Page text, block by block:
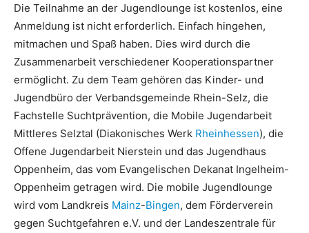
Die Teilnahme an der Jugendlounge ist kostenlos, eine
Anmeldung ist nicht erforderlich. Einfach hingehen,
mitmachen und Spaß haben. Dies wird durch die
Zusammenarbeit verschiedener Kooperationspartner
ermöglicht. Zu dem Team gehören das Kinder- und
Jugendbüro der Verbandsgemeinde Rhein-Selz, die
Fachstelle Suchtprävention, die Mobile Jugendarbeit
Mittleres Selztal (Diakonisches Werk Rheinhessen), die
Offene Jugendarbeit Nierstein und das Jugendhaus
Oppenheim, das vom Evangelischen Dekanat Ingelheim-
Oppenheim getragen wird. Die mobile Jugendlounge
wird vom Landkreis Mainz-Bingen, dem Förderverein
gegen Suchtgefahren e.V. und der Landeszentrale für